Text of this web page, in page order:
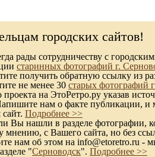
городских сайтов!
рады сотрудничеству с
старинных фотографий г.
получить обратную ссылку из
не менее 30 старых фотографий
на ЭтоРетро.ру указав
нам о факте публикации, и
Подробнее >>
Вы нашли в разделе фотографии,
мнению, с Вашего сайта, но без
нам об этом на info@etoretro.ru -
"Серноводск". Подробнее >>